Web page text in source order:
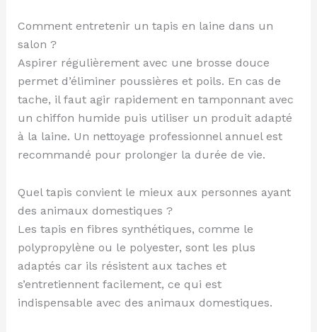
Comment entretenir un tapis en laine dans un
salon ?
Aspirer régulièrement avec une brosse douce
permet d’éliminer poussières et poils. En cas de
tache, il faut agir rapidement en tamponnant avec
un chiffon humide puis utiliser un produit adapté
à la laine. Un nettoyage professionnel annuel est
recommandé pour prolonger la durée de vie.
Quel tapis convient le mieux aux personnes ayant
des animaux domestiques ?
Les tapis en fibres synthétiques, comme le
polypropylène ou le polyester, sont les plus
adaptés car ils résistent aux taches et
s’entretiennent facilement, ce qui est
indispensable avec des animaux domestiques.